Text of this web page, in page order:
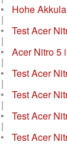
• Hohe
|
• Test Acer
|
• Acer Nitro 5
|
• Test Acer
|
• Test Acer
|
• Test Acer
|
• Test Acer